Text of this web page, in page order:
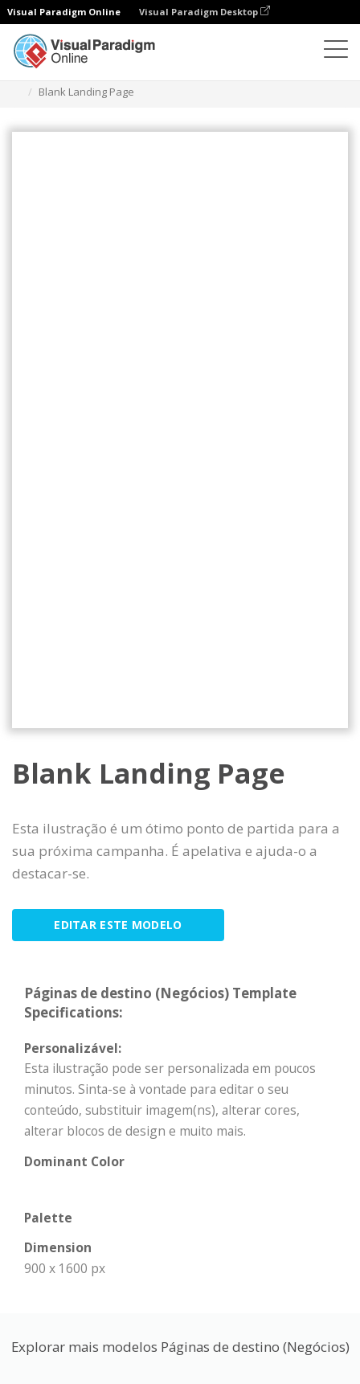
Visual Paradigm Online Visual Paradigm Desktop
Blank Landing Page
Blank Landing Page
Esta ilustração é um ótimo ponto de partida para a
sua próxima campanha. É apelativa e ajuda-o a
destacar-se.
EDITAR ESTE MODELO
Páginas de destino (Negócios) Template
Specifications:
Personalizável:
Esta ilustração pode ser personalizada em poucos
minutos. Sinta-se à vontade para editar o seu
conteúdo, substituir imagem(ns), alterar cores,
alterar blocos de design e muito mais.
Dominant Color
Palette
Dimension
900 x 1600 px
Explorar mais modelos Páginas de destino (Negócios)